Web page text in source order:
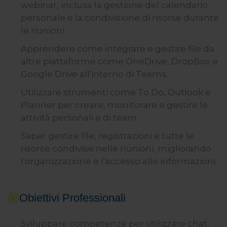
webinar, inclusa la gestione del calendario
personale e la condivisione di risorse durante
le riunioni.
Apprendere come integrare e gestire file da
altre piattaforme come OneDrive, DropBox e
Google Drive all'interno di Teams.
Utilizzare strumenti come To Do, Outlook e
Planner per creare, monitorare e gestire le
attività personali e di team.
Saper gestire file, registrazioni e tutte le
risorse condivise nelle riunioni, migliorando
l'organizzazione e l'accesso alle informazioni.
Obiettivi Professionali
Sviluppare competenze per utilizzare chat,